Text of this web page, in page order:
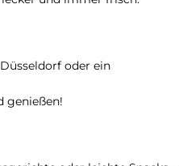
oder ein
genießen!